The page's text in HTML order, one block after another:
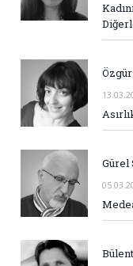
Gürel